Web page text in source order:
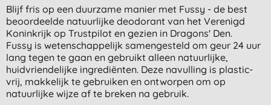
Blijf fris op een duurzame manier met Fussy - de best
beoordeelde natuurlijke deodorant van het Verenigd
Koninkrijk op Trustpilot en gezien in Dragons' Den.
Fussy is wetenschappelijk samengesteld om geur 24 uur
lang tegen te gaan en gebruikt alleen natuurlijke,
huidvriendelijke ingrediënten. Deze navulling is plastic-
vrij, makkelijk te gebruiken en ontworpen om op
natuurlijke wijze af te breken na gebruik.